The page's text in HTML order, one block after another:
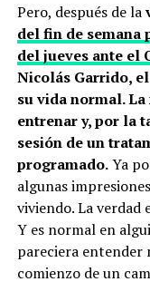
Pero, después de la
del fin de semana
del jueves ante el
Nicolás Garrido,
su vida normal.
entrenar y, por la
sesión de un
programado.Ya
algunas
viviendo. La verdad
Y es normal en
pareciera entender
comienzo de un